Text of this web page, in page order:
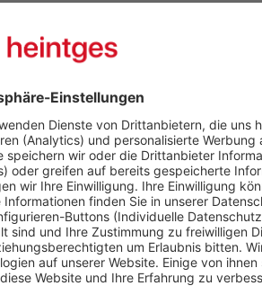
an geeigneter Stelle zum Heintges
fett markiert).
Ihnen anschaulich Wissen.
wie z. B. ein- und ausblendbare